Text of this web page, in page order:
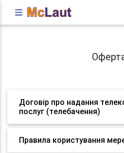
Договір про надання
послуг (телебачення)
Правила користування